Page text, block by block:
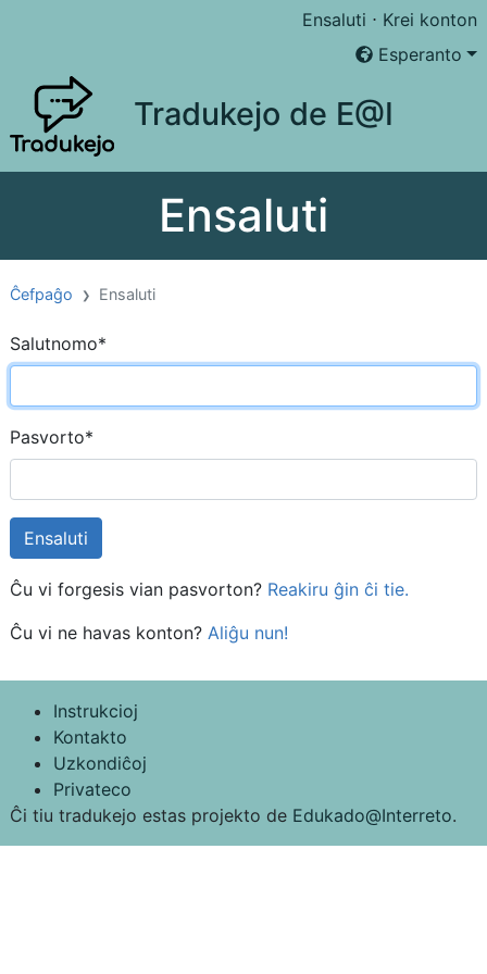
Ensaluti ⋅ Krei konton
Esperanto
Tradukejo de E@I
Ensaluti
Ĉefpaĝo Ensaluti
Salutnomo*
Pasvorto*
Ĉu vi forgesis vian pasvorton? Reakiru ĝin ĉi tie.
Ĉu vi ne havas konton? Aliĝu nun!
Instrukcioj
Kontakto
Uzkondiĉoj
Privateco
Ĉi tiu tradukejo estas projekto de Edukado@Interreto.